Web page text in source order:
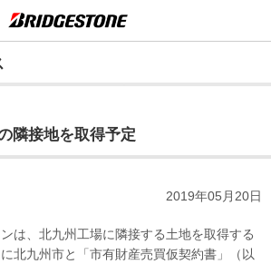
隣接地を取得予定
2019年05月20日
は、北九州工場に隣接する土地を取得する
北九州市と「市有財産売買仮契約書」（以